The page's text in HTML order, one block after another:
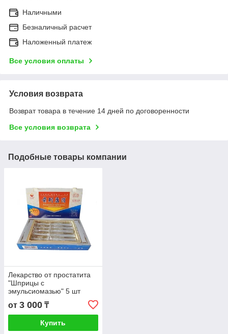
Наличными
Безналичный расчет
Наложенный платеж
Все условия оплаты
Условия возврата
Возврат товара в течение 14 дней по договоренности
Все условия возврата
Подобные товары компании
Лекарство от простатита
"Шприцы с
эмульсиомазью" 5 шт
от 3 000 ₸
Купить